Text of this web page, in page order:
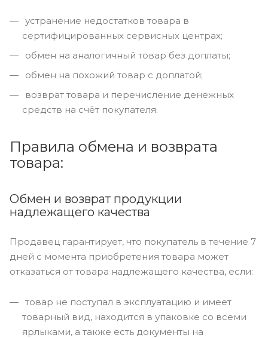
устранение недостатков товара в
сертифицированных сервисных центрах;
обмен на аналогичный товар без доплаты;
обмен на похожий товар с доплатой;
возврат товара и перечисление денежных
средств на счёт покупателя.
Правила обмена и возврата
товара:
Обмен и возврат продукции
надлежащего качества
Продавец гарантирует, что покупатель в течение 7
дней с момента приобретения товара может
отказаться от товара надлежащего качества, если:
товар не поступал в эксплуатацию и имеет
товарный вид, находится в упаковке со всеми
ярлыками, а также есть документы на